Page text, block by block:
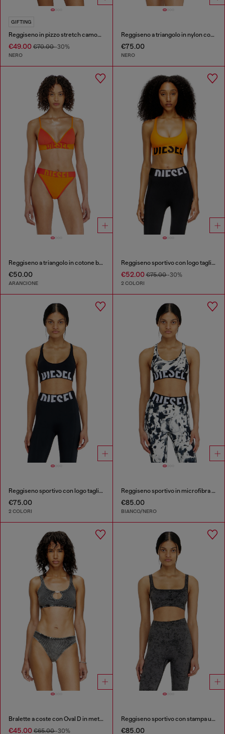
GIFTING
Reggiseno in pizzo stretch camouflage
€49.00 €70.00-30%
NERO
Reggiseno a triangolo in nylon con dettaglio Oval D
€75.00
NERO
Reggiseno a triangolo in cotone bicolore
€50.00
ARANCIONE
Reggiseno sportivo con logo tagliato
€52.00€75.00-30%
2 COLORI
Reggiseno sportivo con logo tagliato
€75.00
2 COLORI
Reggiseno sportivo in microfibra stampata
€85.00
BIANCO/NERO
Bralette a coste con Oval D in metallo
€45.00 €65.00-30%
Reggiseno sportivo con stampa utility
€85.00